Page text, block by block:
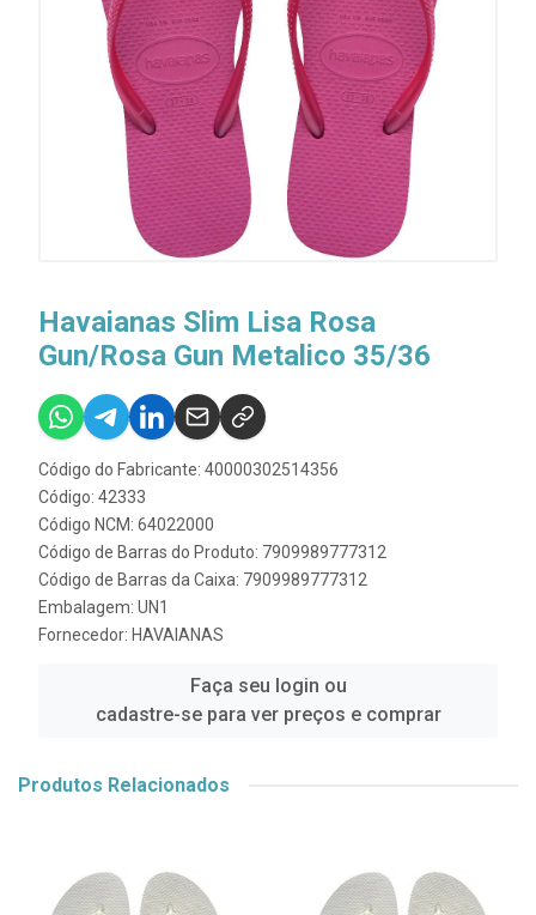
Havaianas Slim Lisa Rosa
Gun/Rosa Gun Metalico 35/36
Código do Fabricante: 40000302514356
Código: 42333
Código NCM: 64022000
Código de Barras do Produto: 7909989777312
Código de Barras da Caixa: 7909989777312
Embalagem: UN1
Fornecedor: HAVAIANAS
Faça seu login ou
cadastre-se para ver preços e comprar
Produtos Relacionados